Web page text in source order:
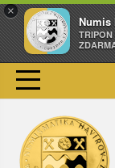
×
Numis